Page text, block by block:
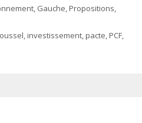
, Gauche,Propositions,
,investissement,pacte,PCF,